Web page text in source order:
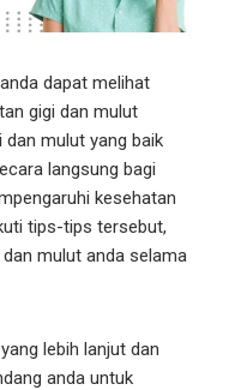
dapat melihat
gigi dan mulut
dan mulut yang baik
langsung bagi
kesehatan
tips-tips tersebut,
mulut anda selama
lebih lanjut dan
anda untuk